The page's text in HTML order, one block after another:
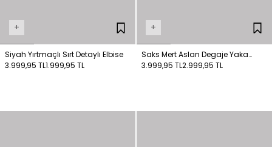
+
Siyah Yırtmaçlı Sırt Detaylı Elbise
3.999,95 TL1.999,95 TL
+
Saks Mert Aslan Degaje Yaka
Elbise
3.999,95 TL2.999,95 TL